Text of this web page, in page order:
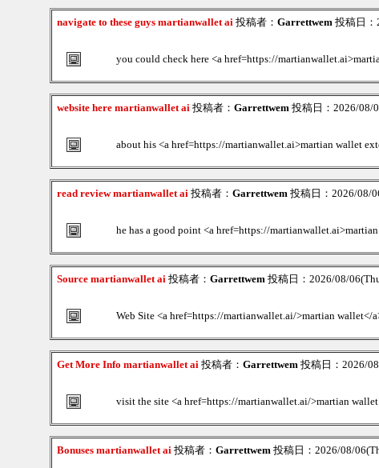
navigate to these guys martianwallet ai投稿者： Garrettwem投稿日：
you could check here <a href=https://
website here martianwallet ai投稿者： Garrettwem投稿日：2026/08/
about his <a href=https://martianwallet.ai>martian wallet
read review martianwallet ai投稿者： Garrettwem投稿日：2026/08/
he has a good point <a href=https://
Source martianwallet ai投稿者： Garrettwem投稿日：2026/08/
Web Site <a href=https://martianwallet.ai/>martian wallet</
Get More Info martianwallet ai投稿者： Garrettwem投稿日：2026/
visit the site <a href=https://martianwallet.ai/>martian
Bonuses martianwallet ai投稿者： Garrettwem投稿日：2026/08/